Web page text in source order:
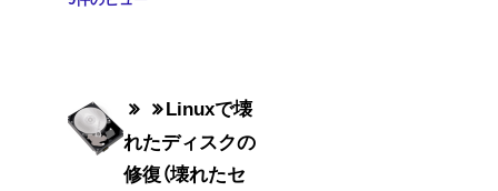
Linuxで壊
れたディスクの
修復（壊れたセ